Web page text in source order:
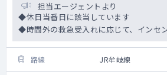
担当エージェントより
◆休日当番日に該当しています
◆時間外の救急受入れに応じて、インセ
路線 JR牟岐線